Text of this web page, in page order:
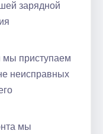
зарядной
мы приступаем
неисправных
мы